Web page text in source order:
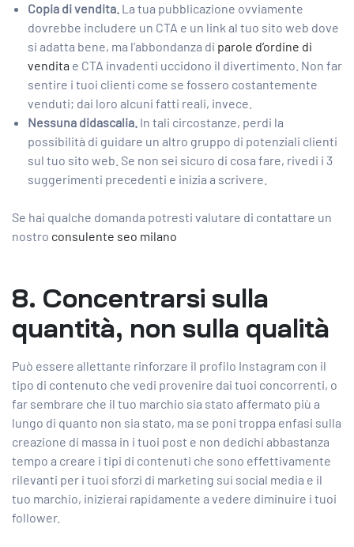
Copia di vendita. La tua pubblicazione ovviamente
dovrebbe includere un CTA e un link al tuo sito web dove
si adatta bene, ma l’abbondanza di parole d’ordine di
vendita e CTA invadenti uccidono il divertimento. Non far
sentire i tuoi clienti come se fossero costantemente
venduti; dai loro alcuni fatti reali, invece.
Nessuna didascalia. In tali circostanze, perdi la
possibilità di guidare un altro gruppo di potenziali clienti
sul tuo sito web. Se non sei sicuro di cosa fare, rivedi i 3
suggerimenti precedenti e inizia a scrivere.
Se hai qualche domanda potresti valutare di contattare un
nostro consulente seo milano
8. Concentrarsi sulla
quantità, non sulla qualità
Può essere allettante rinforzare il profilo Instagram con il
tipo di contenuto che vedi provenire dai tuoi concorrenti, o
far sembrare che il tuo marchio sia stato affermato più a
lungo di quanto non sia stato, ma se poni troppa enfasi sulla
creazione di massa in i tuoi post e non dedichi abbastanza
tempo a creare i tipi di contenuti che sono effettivamente
rilevanti per i tuoi sforzi di marketing sui social media e il
tuo marchio, inizierai rapidamente a vedere diminuire i tuoi
follower.